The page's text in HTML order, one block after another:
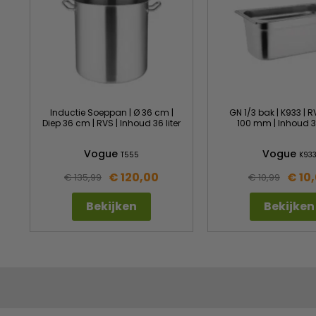
Inductie Soeppan | Ø 36 cm |
Diep 36 cm | RVS | Inhoud 36 liter
Vogue T555
€ 135,99 € 120,00
Bekijken
GN 1/3 bak | K933 |
100 mm | Inhoud
Vogue K933
€ 10,99 €
Bekijken